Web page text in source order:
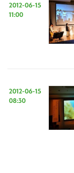
2012-06-15
11:00
2012-06-15
08:30